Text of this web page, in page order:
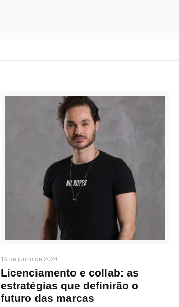
19 de junho de 2024
Licenciamento e collab: as
estratégias que definirão o
futuro das marcas